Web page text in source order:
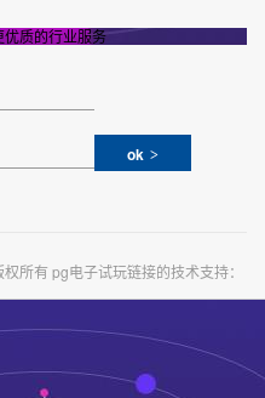
质的行业服务
ok
所有 pg电子试玩链接的技术支持：